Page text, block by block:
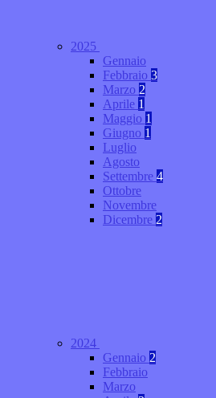
2025
Gennaio
Febbraio 3
Marzo 2
Aprile 1
Maggio 1
Giugno 1
Luglio
Agosto
Settembre 4
Ottobre
Novembre
Dicembre 2
2024
Gennaio 2
Febbraio
Marzo